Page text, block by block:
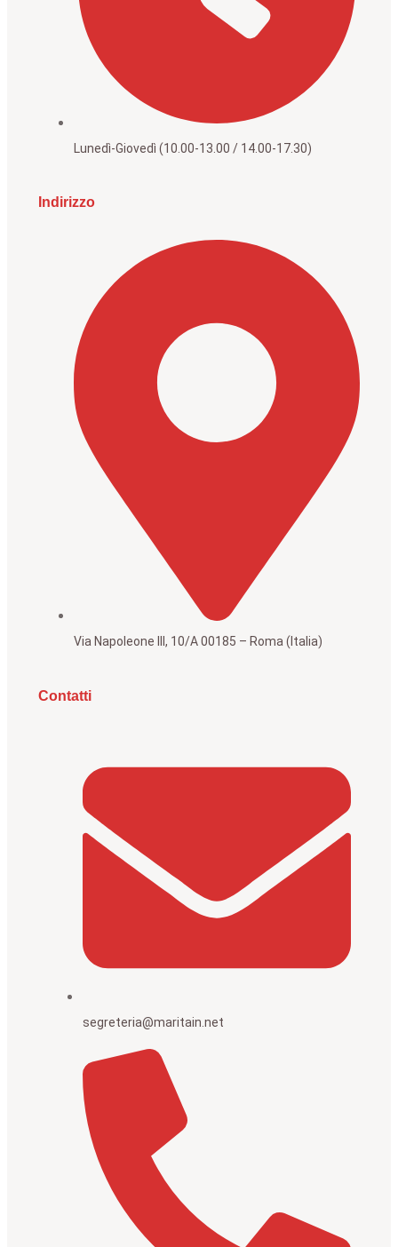
Lunedì-Giovedì (10.00-13.00 / 14.00-17.30)
Indirizzo
Via Napoleone III, 10/A 00185 – Roma (Italia)
Contatti
segreteria@maritain.net